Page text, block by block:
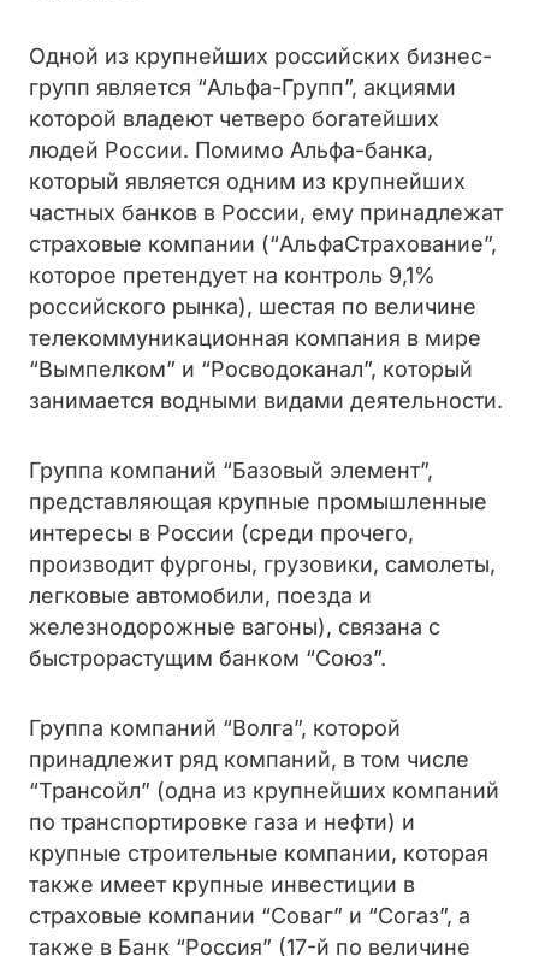
Одной из крупнейших российских бизнес-
групп является “Альфа-Групп”, акциями
которой владеют четверо богатейших
людей России. Помимо Альфа-банка,
который является одним из крупнейших
частных банков в России, ему принадлежат
страховые компании (“АльфаСтрахование”,
которое претендует на контроль 9,1%
российского рынка), шестая по величине
телекоммуникационная компания в мире
“Вымпелком” и “Росводоканал”, который
занимается водными видами деятельности.
Группа компаний “Базовый элемент”,
представляющая крупные промышленные
интересы в России (среди прочего,
производит фургоны, грузовики, самолеты,
легковые автомобили, поезда и
железнодорожные вагоны), связана с
быстрорастущим банком “Союз”.
Группа компаний “Волга”, которой
принадлежит ряд компаний, в том числе
“Трансойл” (одна из крупнейших компаний
по транспортировке газа и нефти) и
крупные строительные компании, которая
также имеет крупные инвестиции в
страховые компании “Соваг” и “Согаз”, а
также в Банк “Россия” (17-й по величине